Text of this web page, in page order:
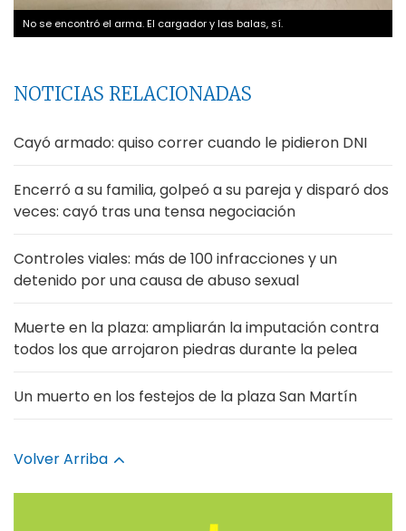
No se encontró el arma. El cargador y las balas, sí.
NOTICIAS RELACIONADAS
Cayó armado: quiso correr cuando le pidieron DNI
Encerró a su familia, golpeó a su pareja y disparó dos
veces: cayó tras una tensa negociación
Controles viales: más de 100 infracciones y un
detenido por una causa de abuso sexual
Muerte en la plaza: ampliarán la imputación contra
todos los que arrojaron piedras durante la pelea
Un muerto en los festejos de la plaza San Martín
Volver Arriba